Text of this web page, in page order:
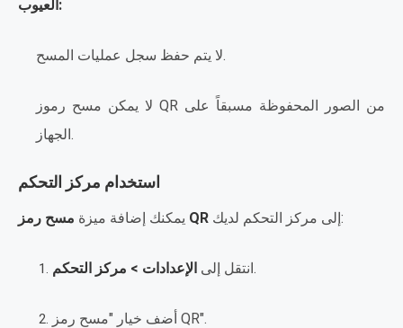
العيوب:
لا يتم حفظ سجل عمليات المسح.
لا يمكن مسح رموز QR من الصور المحفوظة مسبقاً على
الجهاز.
استخدام مركز التحكم
يمكنك إضافة ميزة مسح رمز QR إلى مركز التحكم لديك:
انتقل إلى الإعدادات > مركز التحكم .
أضف خيار "مسح رمز QR".